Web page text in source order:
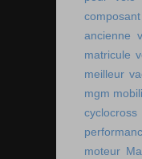
ancienne
matricule
meilleur
mgm
cyclocross
moteur